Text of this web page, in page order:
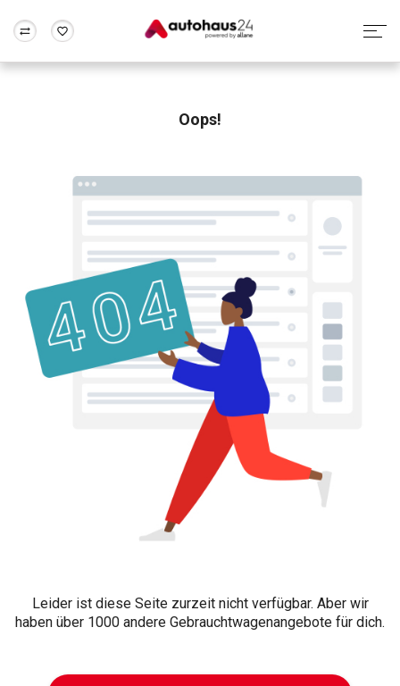
Rund um die Inzahlungnahme
Oops!
Leider ist diese Seite zurzeit nicht verfügbar. Aber wir
haben über 1000 andere Gebrauchtwagenangebote für dich.